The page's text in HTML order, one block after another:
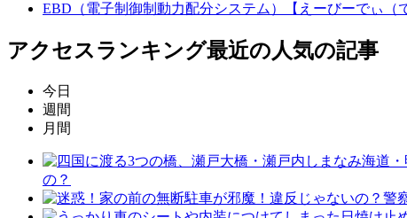
EBD（電子制御制動力配分システム）【えーびーでぃ（
アクセスランキング最近の人気の記事
今日
週間
月間
の？